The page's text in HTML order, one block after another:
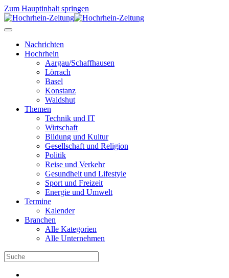
Zum Hauptinhalt springen
Nachrichten
Hochrhein
Aargau/Schaffhausen
Lörrach
Basel
Konstanz
Waldshut
Themen
Technik und IT
Wirtschaft
Bildung und Kultur
Gesellschaft und Religion
Politik
Reise und Verkehr
Gesundheit und Lifestyle
Sport und Freizeit
Energie und Umwelt
Termine
Kalender
Branchen
Alle Kategorien
Alle Unternehmen